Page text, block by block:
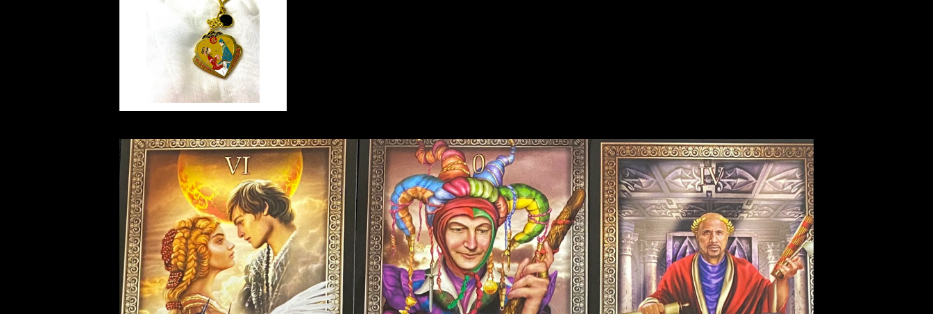
寅 Tiger
卯 Rabit
辰 Dragon
巳 Snake
午 Horse
未 Sheep
ブレスレット Bracelet
願望
人間関係 Relationships
スピリチュアル Spiritual
人間関係 RelationShips
金運 Money
人間関係 Relationships
自己実現 Self-Realization
スピリチュアル Spiritual
護身 Self-Defence
金運 Money
人間関係 Relationships
バスハーブ Bath Herb
恋愛
仕事
金運
魔除け
エターナルラブアミュレット18
K 風水 Eternal Love A
mulet
¥7,649
15%OFF